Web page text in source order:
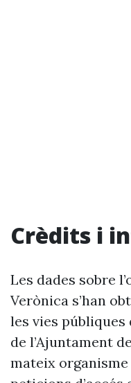
Crèdits i
Les dades sobre
Verònica s’han
les vies
de l’Ajuntament
mateix